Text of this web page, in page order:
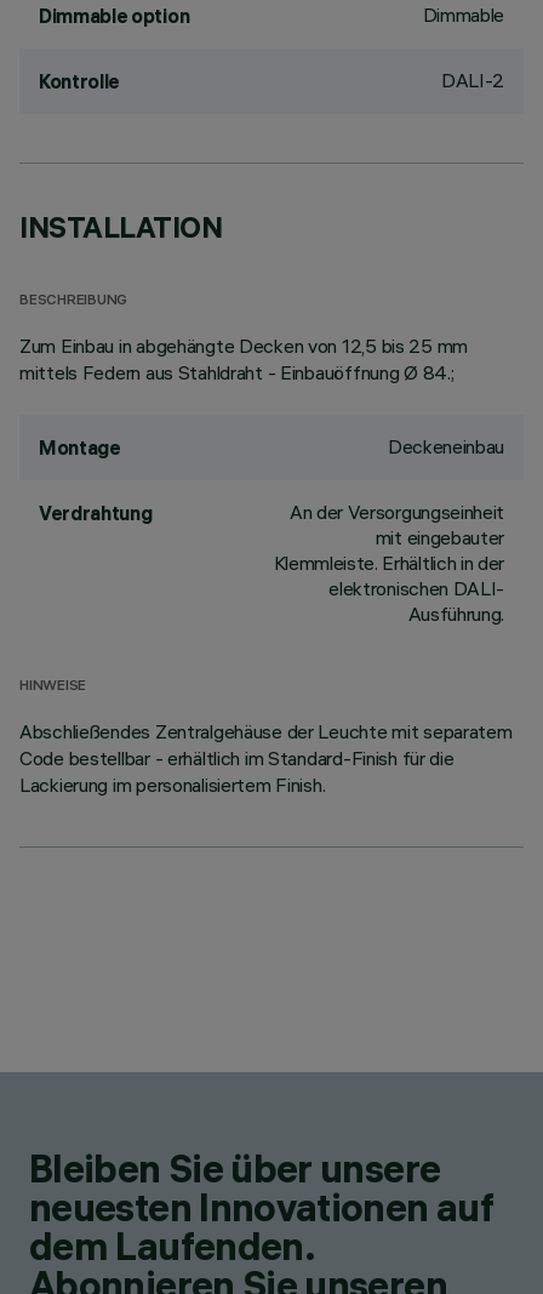
Dimmable option Dimmable
Kontrolle DALI-2
INSTALLATION
BESCHREIBUNG
Zum Einbau in abgehängte Decken von 12,5 bis 25 mm
mittels Federn aus Stahldraht - Einbauöffnung Ø 84.;
Montage Deckeneinbau
Verdrahtung
An der Versorgungseinheit
mit eingebauter
Klemmleiste. Erhältlich in der
elektronischen DALI-
Ausführung.
HINWEISE
Abschließendes Zentralgehäuse der Leuchte mit separatem
Code bestellbar - erhältlich im Standard-Finish für die
Lackierung im personalisiertem Finish.
Bleiben Sie über unsere
neuesten Innovationen auf
dem Laufenden.